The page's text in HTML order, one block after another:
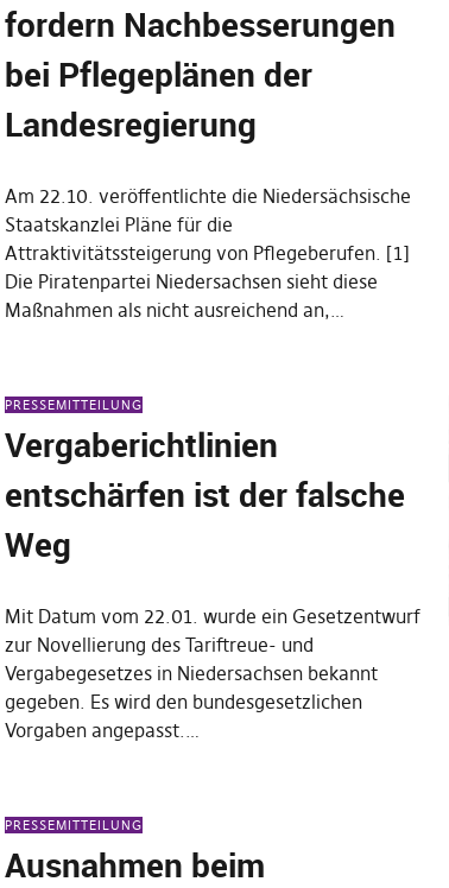
fordern Nachbesserungen
bei Pflegeplänen der
Landesregierung
Am 22.10. veröffentlichte die Niedersächsische
Staatskanzlei Pläne für die
Attraktivitätssteigerung von Pflegeberufen. [1]
Die Piratenpartei Niedersachsen sieht diese
Maßnahmen als nicht ausreichend an,…
PRESSEMITTEILUNG
Vergaberichtlinien
entschärfen ist der falsche
Weg
Mit Datum vom 22.01. wurde ein Gesetzentwurf
zur Novellierung des Tariftreue- und
Vergabegesetzes in Niedersachsen bekannt
gegeben. Es wird den bundesgesetzlichen
Vorgaben angepasst.…
PRESSEMITTEILUNG
Ausnahmen beim